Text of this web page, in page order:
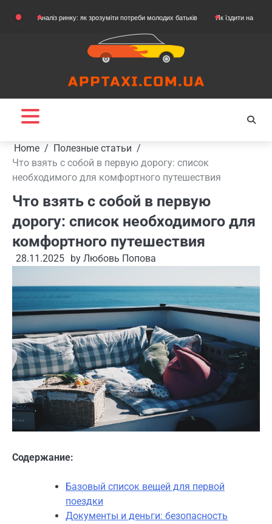
Аналіз ринку: як зрозуміти потреби молодих батьків Як їздити на картингу
Home
Полезные статьи
Что взять с собой в первую дорогу: список
необходимого для комфортного путешествия
Что взять с собой в первую
дорогу: список необходимого для
комфортного путешествия
28.11.2025 by Любовь Попова
Содержание:
Базовый список вещей для первой
поездки
Документы и деньги: безопасность